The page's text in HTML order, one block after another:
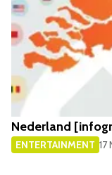
Nederland
ENTERTAINMENT 17